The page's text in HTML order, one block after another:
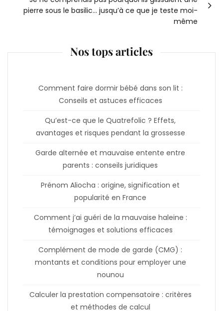
pierre sous le basilic… jusqu’à ce que je teste moi-
même
Nos tops articles
Comment faire dormir bébé dans son lit :
Conseils et astuces efficaces
Qu’est-ce que le Quatrefolic ? Effets,
avantages et risques pendant la grossesse
Garde alternée et mauvaise entente entre
parents : conseils juridiques
Prénom Aliocha : origine, signification et
popularité en France
Comment j’ai guéri de la mauvaise haleine :
témoignages et solutions efficaces
Complément de mode de garde (CMG) :
montants et conditions pour employer une
nounou
Calculer la prestation compensatoire : critères
et méthodes de calcul